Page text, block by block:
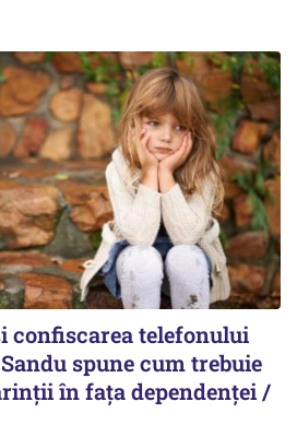
confiscarea telefonului
spune cum trebuie
în fața dependenței /